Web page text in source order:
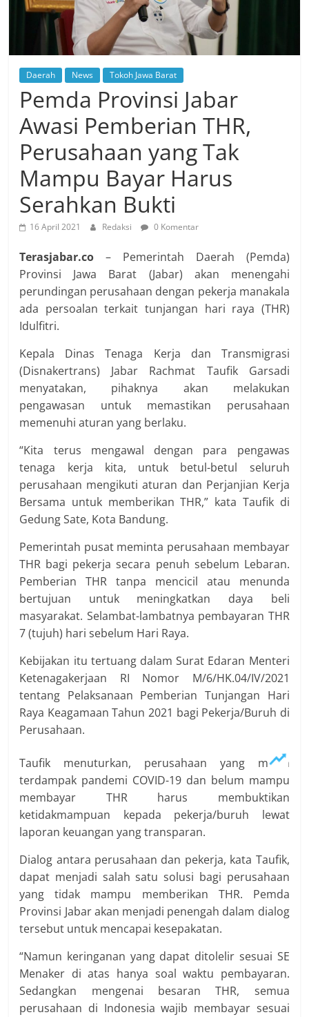
Daerah News Tokoh Jawa Barat
Pemda Provinsi Jabar
Awasi Pemberian THR,
Perusahaan yang Tak
Mampu Bayar Harus
Serahkan Bukti
16 April 2021 Redaksi 0 Komentar
Terasjabar.co – Pemerintah Daerah (Pemda)
Provinsi Jawa Barat (Jabar) akan menengahi
perundingan perusahaan dengan pekerja manakala
ada persoalan terkait tunjangan hari raya (THR)
Idulfitri.
Kepala Dinas Tenaga Kerja dan Transmigrasi
(Disnakertrans) Jabar Rachmat Taufik Garsadi
menyatakan, pihaknya akan melakukan
pengawasan untuk memastikan perusahaan
memenuhi aturan yang berlaku.
“Kita terus mengawal dengan para pengawas
tenaga kerja kita, untuk betul-betul seluruh
perusahaan mengikuti aturan dan Perjanjian Kerja
Bersama untuk memberikan THR,” kata Taufik di
Gedung Sate, Kota Bandung.
Pemerintah pusat meminta perusahaan membayar
THR bagi pekerja secara penuh sebelum Lebaran.
Pemberian THR tanpa mencicil atau menunda
bertujuan untuk meningkatkan daya beli
masyarakat. Selambat-lambatnya pembayaran THR
7 (tujuh) hari sebelum Hari Raya.
Kebijakan itu tertuang dalam Surat Edaran Menteri
Ketenagakerjaan RI Nomor M/6/HK.04/IV/2021
tentang Pelaksanaan Pemberian Tunjangan Hari
Raya Keagamaan Tahun 2021 bagi Pekerja/Buruh di
Perusahaan.
Taufik menuturkan, perusahaan yang masih
terdampak pandemi COVID-19 dan belum mampu
membayar THR harus membuktikan
ketidakmampuan kepada pekerja/buruh lewat
laporan keuangan yang transparan.
Dialog antara perusahaan dan pekerja, kata Taufik,
dapat menjadi salah satu solusi bagi perusahaan
yang tidak mampu memberikan THR. Pemda
Provinsi Jabar akan menjadi penengah dalam dialog
tersebut untuk mencapai kesepakatan.
“Namun keringanan yang dapat ditolelir sesuai SE
Menaker di atas hanya soal waktu pembayaran.
Sedangkan mengenai besaran THR, semua
perusahaan di Indonesia wajib membayar sesuai